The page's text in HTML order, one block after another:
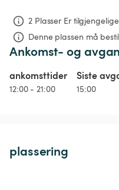
2 Plasser Er
Denne plassen må
Ankomst- og
ankomsttider
12:00 - 21:00
Siste
15:00
plassering